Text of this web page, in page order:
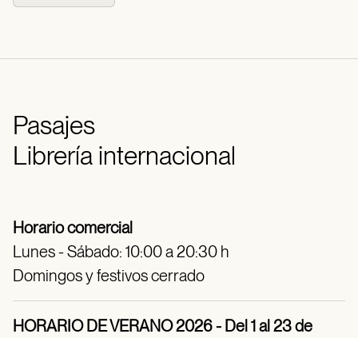
Pasajes
Librería internacional
Horario comercial
Lunes - Sábado: 10:00 a 20:30 h
Domingos y festivos cerrado
HORARIO DE VERANO 2026 - Del 1 al 23 de